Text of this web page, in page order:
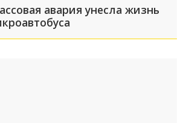
авария унесла жизнь